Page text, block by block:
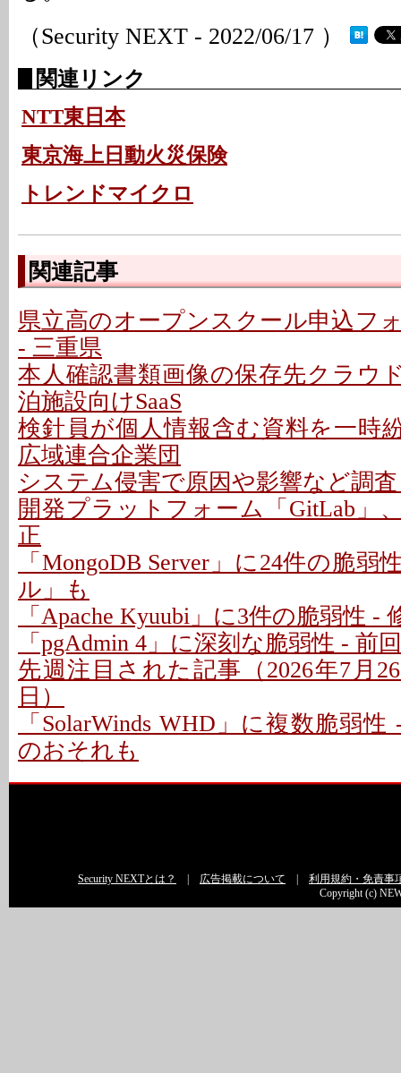
（Security NEXT - 2022/06/17 ）
関連リンク
NTT東日本
東京海上日動火災保険
トレンドマイクロ
関連記事
県立高のオープンスクール申込フ
- 三重県
本人確認書類画像の保存先クラウ
泊施設向けSaaS
検針員が個人情報含む資料を一時
広域連合企業団
システム侵害で原因や影響など調
開発プラットフォーム「GitLab」
正
「MongoDB Server」に24件の脆
ル」も
「Apache Kyuubi」に3件の脆弱性 -
「pgAdmin 4」に深刻な脆弱性 - 前
先週注目された記事（2026年7月
日）
「SolarWinds WHD」に複数脆弱
のおそれも
Security NEXTとは？ 広告掲載について
利用規約・免責事
Copyright (c)